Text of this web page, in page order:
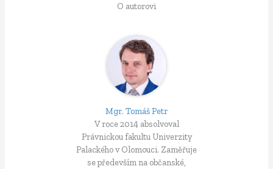
O autorovi
Mgr. Tomáš Petr
V roce 2014 absolvoval
Právnickou fakultu Univerzity
Palackého v Olomouci. Zaměřuje
se především na občanské,